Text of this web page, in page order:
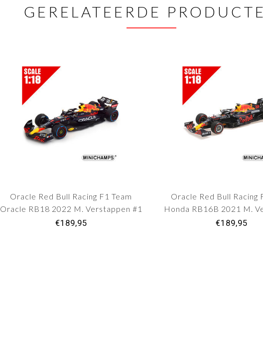
GERELATEERDE
Oracle Red Bull Racing F1 Team
Oracle RB18 2022 M. Verstappen #1
Monaco GP
€189,95
Oracle Red Bull Racing
Honda RB16B 2021 M.
#33 Dutch GP
€189,95